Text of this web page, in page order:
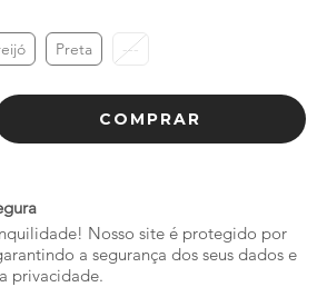
Preta ---
Nosso site é protegido por
a segurança dos seus dados e
privacidade.